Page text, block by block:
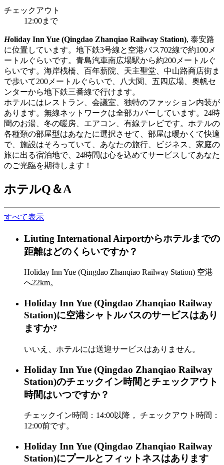
チェックアウト
12:00まで
Holiday Inn Yue (Qingdao Zhanqiao Railway Station), 泰安路
に位置しています。地下鉄3号線と空港バス702線で約100メ
ートルぐらいです。青島汽車南広場駅から約200メートルぐ
らいです。海岸桟橋、百年薪院、天主聖堂、中山路商店街ま
で歩いて200メートルぐらいで、八大関、五四広場、奥帆セ
ンターから地下鉄三番線で行けます。
ホテルにはレストラン、会議室、独特のファッション内装が
あります。無線ネットワークは全部カバーしています。24時
間のお湯、冬の暖房、エアコン、有線テレビです。ホテルの
各種類の部屋型はあなたに選択させて、部屋は暖かくて快適
で、施設はそろっていて、あなたの旅行、ビジネス、家庭の
旅に出る宿泊地で、24時間は心を込めてサービスしてあなた
のご光臨を期待します！
ホテルQ＆A
すべて表示
Liuting International Airportからホテルまでの
距離はどのくらいですか？
Holiday Inn Yue (Qingdao Zhanqiao Railway Station) 空港
へ22km。
Holiday Inn Yue (Qingdao Zhanqiao Railway
Station)に空港シャトルバスのサービスはあり
ますか?
いいえ、ホテルには送迎サービスはありません。
Holiday Inn Yue (Qingdao Zhanqiao Railway
Station)のチェックイン時間とチェックアウト
時間はいつですか？
チェックイン時間：14:00以降， チェックアウト時間：
12:00前です。
Holiday Inn Yue (Qingdao Zhanqiao Railway
Station)にプールとフィットネスはあります